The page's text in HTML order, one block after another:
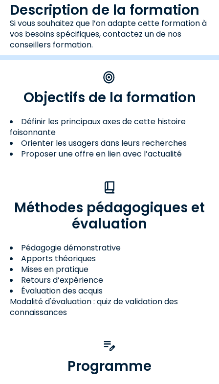
Description de la formation
Si vous souhaitez que l’on adapte cette formation à
vos besoins spécifiques, contactez un de nos
conseillers formation.
Objectifs de la formation
Définir les principaux axes de cette histoire
foisonnante
Orienter les usagers dans leurs recherches
Proposer une offre en lien avec l’actualité
Méthodes pédagogiques et
évaluation
Pédagogie démonstrative
Apports théoriques
Mises en pratique
Retours d’expérience
Évaluation des acquis
Modalité d'évaluation : quiz de validation des
connaissances
Programme